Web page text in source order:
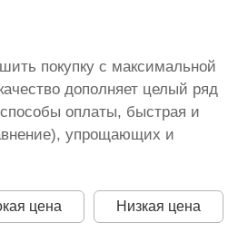
покупку с максимальной
дополняет целый ряд
оплаты, быстрая и
упрощающих и
цена Низкая цена